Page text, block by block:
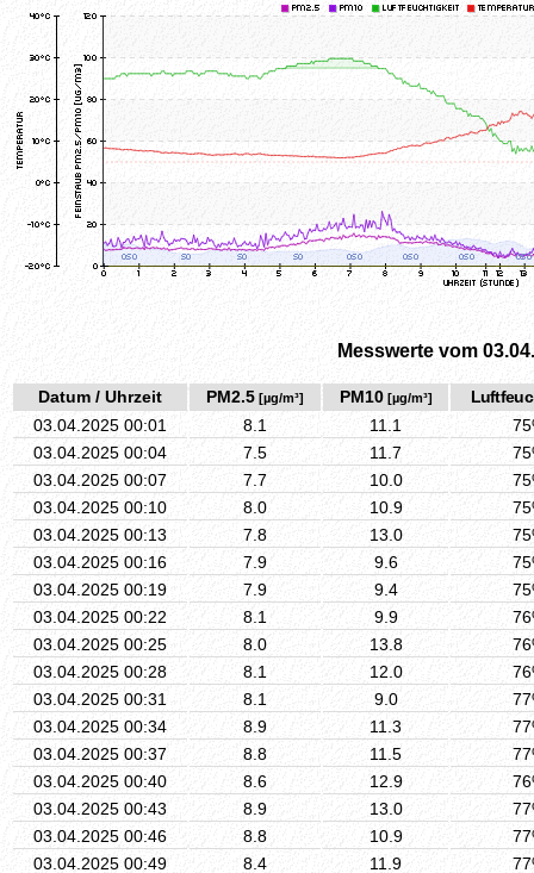
Messwerte vom
Datum / Uhrzeit PM2.5 [µg/m³] PM10[µg/m³]
03.04.2025 00:01
8.1 11.1
03.04.2025 00:04
7.5 11.7
03.04.2025 00:07
7.7 10.0
03.04.2025 00:10
8.0 10.9
03.04.2025 00:13
7.8 13.0
03.04.2025 00:16
7.9 9.6
03.04.2025 00:19
7.9 9.4
03.04.2025 00:22
8.1 9.9
03.04.2025 00:25
8.0 13.8
03.04.2025 00:28
8.1 12.0
03.04.2025 00:31
8.1 9.0
03.04.2025 00:34
8.9 11.3
03.04.2025 00:37
8.8 11.5
03.04.2025 00:40
8.6 12.9
03.04.2025 00:43
8.9 13.0
03.04.2025 00:46
8.8 10.9
03.04.2025 00:49
8.4 11.9